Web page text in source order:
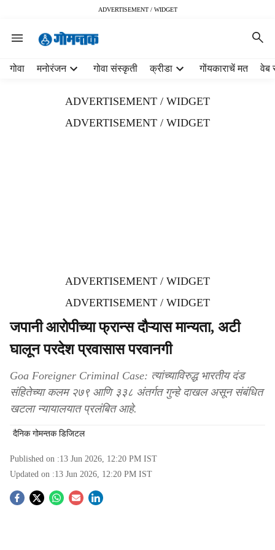
ADVERTISEMENT / WIDGET
गोवा मनोरंजन गोवा संस्कृती क्रीडा गोंयकाराचें मत वेब
ADVERTISEMENT / WIDGET
ADVERTISEMENT / WIDGET
ADVERTISEMENT / WIDGET
ADVERTISEMENT / WIDGET
जपानी आरोपीच्या फ्रान्स दौऱ्यास मान्यता, अटी
घालून परदेश प्रवासास परवानगी
Goa Foreigner Criminal Case: त्यांच्याविरुद्ध भारतीय दंड
संहितेच्या कलम २७९ आणि ३३८ अंतर्गत गुन्हे दाखल असून संबंधित
खटला न्यायालयात प्रलंबित आहे.
दैनिक गोमन्तक डिजिटल
Published on :13 Jun 2026, 12:20 PM IST
Updated on :13 Jun 2026, 12:20 PM IST
S